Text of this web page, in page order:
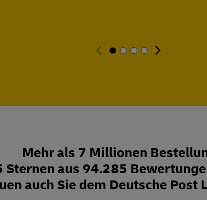
Mehr als 7 Millionen
Sternen aus 94.285
auch Sie dem Deutsche Post